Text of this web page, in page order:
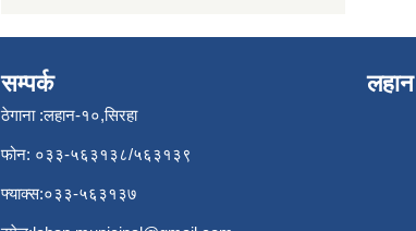
सम्पर्क
ठेगाना :लहान-१०,सिरहा
फोन: ०३३-५६३१३८/५६३१३९
फ्याक्स:०३३-५६३१३७